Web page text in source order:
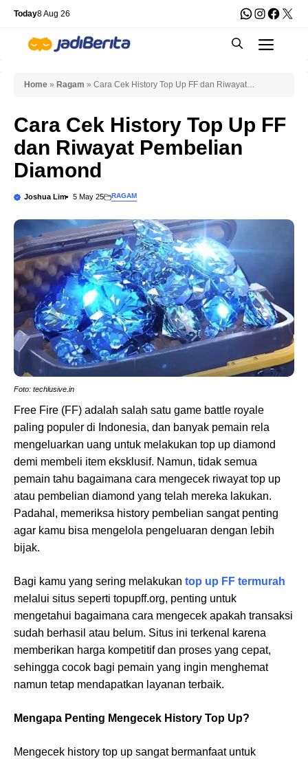
Skip
content
Today8 Aug 26 WhatsApp
X
Home » Ragam » Cara Cek History Top Up FF dan Riwayat
Cara Cek History Top Up FF
dan Riwayat Pembelian
Diamond
Joshua Lim 5 May 25 RAGAM
Foto: techlusive.in
Free Fire (FF) adalah salah satu game battle royale
paling populer di Indonesia, dan banyak pemain rela
mengeluarkan uang untuk melakukan top up diamond
demi membeli item eksklusif. Namun, tidak semua
pemain tahu bagaimana cara mengecek riwayat top up
atau pembelian diamond yang telah mereka lakukan.
Padahal, memeriksa history pembelian sangat penting
agar kamu bisa mengelola pengeluaran dengan lebih
bijak.
Bagi kamu yang sering melakukan top up FF termurah
melalui situs seperti topupff.org, penting untuk
mengetahui bagaimana cara mengecek apakah transaksi
sudah berhasil atau belum. Situs ini terkenal karena
memberikan harga kompetitif dan proses yang cepat,
sehingga cocok bagi pemain yang ingin menghemat
namun tetap mendapatkan layanan terbaik.
Mengapa Penting Mengecek History Top Up?
Mengecek history top up sangat bermanfaat untuk